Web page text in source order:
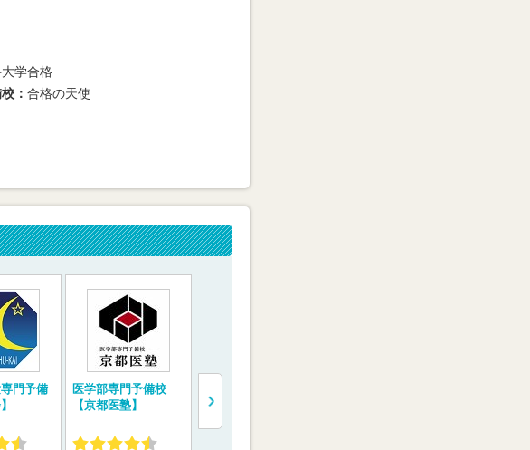
学合格
： 合格の天使
門予備
医学部専門予備校
【京都医塾】
ディカルラボ】